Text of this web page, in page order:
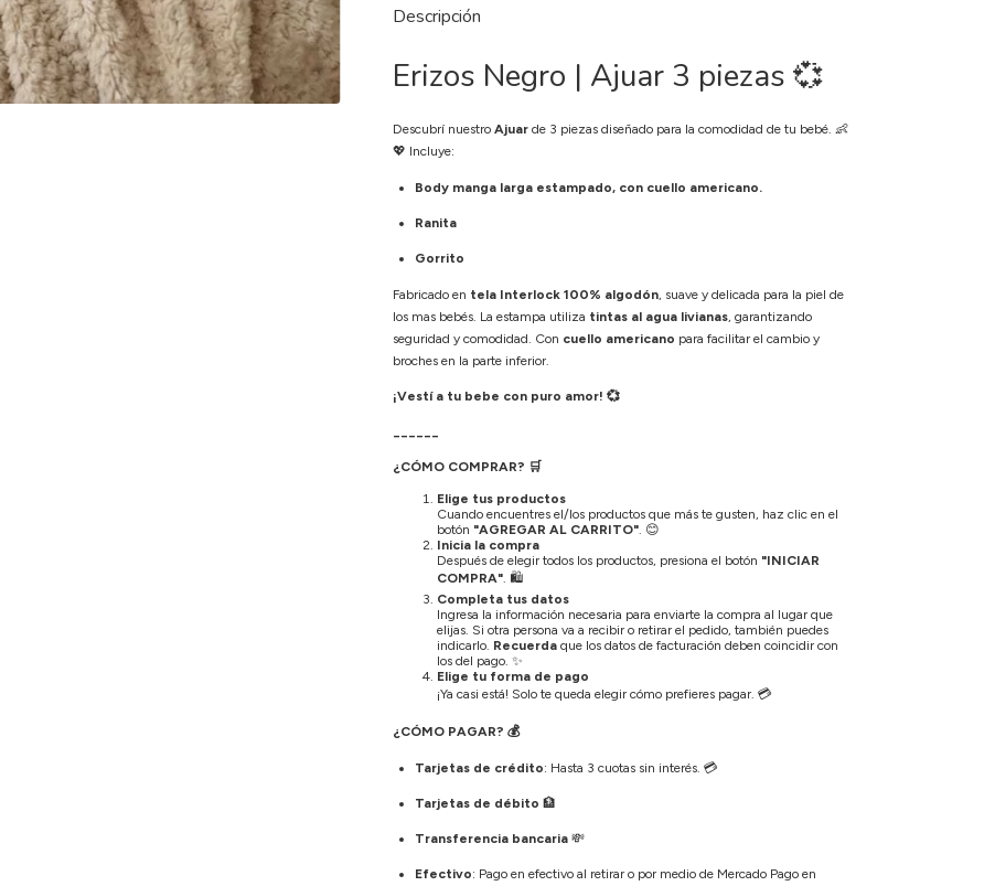
Descripción
Erizos Negro | Ajuar 3 piezas 💞
Descubrí nuestro Ajuar de 3 piezas diseñado para la comodidad de tu bebé. 👶
💖 Incluye:
Body manga larga estampado, con cuello americano.
Ranita
Gorrito
Fabricado en tela Interlock 100% algodón, suave y delicada para la piel de
los mas bebés. La estampa utiliza tintas al agua livianas, garantizando
seguridad y comodidad. Con cuello americano para facilitar el cambio y
broches en la parte inferior.
¡Vestí a tu bebe con puro amor! 💞
¿CÓMO COMPRAR? 🛒
Elige tus productos
Cuando encuentres el/los productos que más te gusten, haz clic en el
botón "AGREGAR AL CARRITO" 😊
Inicia la compra
Después de elegir todos los productos, presiona el botón "INICIAR
COMPRA" 🛍️
Completa tus datos
Ingresa la información necesaria para enviarte la compra al lugar que
elijas. Si otra persona va a recibir o retirar el pedido, también puedes
indicarlo. Recuerda que los datos de facturación deben coincidir con
los del pago. ✨
Elige tu forma de pago
¡Ya casi está! Solo te queda elegir cómo prefieres pagar. 💳
¿CÓMO PAGAR? 💰
Tarjetas de crédito: Hasta 3 cuotas sin interés. 💳
Tarjetas de débito 🏦
Transferencia bancaria 💸
Efectivo: Pago en efectivo al retirar o por medio de Mercado Pago en